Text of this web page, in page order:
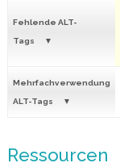
Fehlende ALT-
Tags
Mehrfachverwendung
ALT-Tags
Ressourcen